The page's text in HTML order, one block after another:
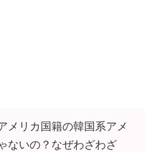
メリカ国籍の韓国系アメ
ないの？なぜわざわざ